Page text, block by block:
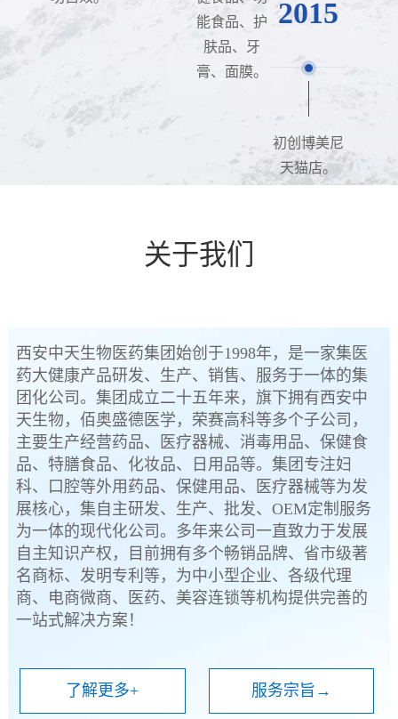
能食品、护
肤品、牙
膏、面膜。
2015
初创博美尼
天猫店。
关于我们
西安中天生物医药集团始创于1998年，是一家集医
药大健康产品研发、生产、销售、服务于一体的集
团化公司。集团成立二十五年来，旗下拥有西安中
天生物，佰奥盛德医学，荣赛高科等多个子公司，
主要生产经营药品、医疗器械、消毒用品、保健食
品、特膳食品、化妆品、日用品等。集团专注妇
科、口腔等外用药品、保健用品、医疗器械等为发
展核心，集自主研发、生产、批发、OEM定制服务
为一体的现代化公司。多年来公司一直致力于发展
自主知识产权，目前拥有多个畅销品牌、省市级著
名商标、发明专利等，为中小型企业、各级代理
商、电商微商、医药、美容连锁等机构提供完善的
一站式解决方案！
了解更多+ 服务宗旨→